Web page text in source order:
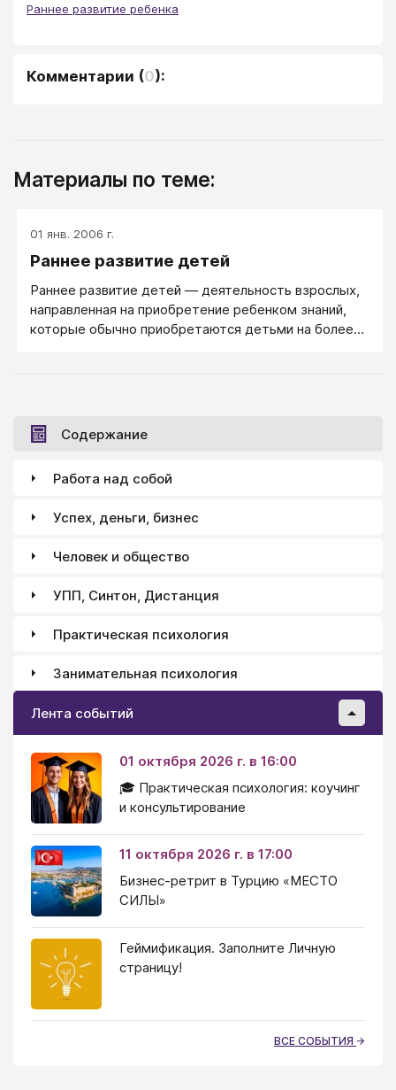
Раннее развитие ребенка
Комментарии (0):
Материалы по теме:
01 янв. 2006 г.
Раннее развитие детей
Раннее развитие детей — деятельность взрослых,
направленная на приобретение ребенком знаний,
которые обычно приобретаются детьми на более
Содержание
Работа над собой
Успех, деньги, бизнес
Человек и общество
УПП, Синтон, Дистанция
Практическая психология
Занимательная психология
Лента событий
01 октября 2026 г. в 16:00
🎓 Практическая психология: коучинг
и консультирование
11 октября 2026 г. в 17:00
Бизнес-ретрит в Турцию «МЕСТО
СИЛЫ»
Геймификация. Заполните Личную
страницу!
ВСЕ СОБЫТИЯ